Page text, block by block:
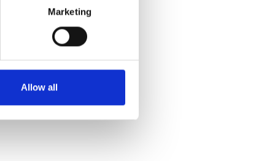
Marketing
Allow all